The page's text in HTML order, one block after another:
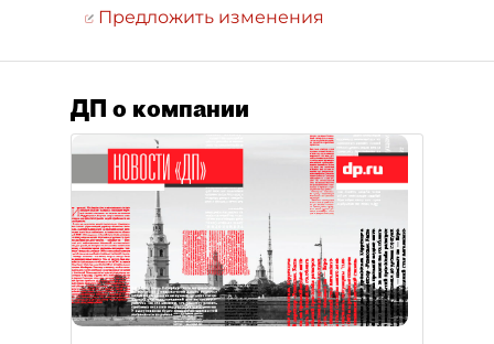
Предложить изменения
ДП о компании